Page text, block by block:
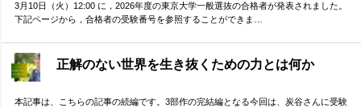
3月10日（火）12:00 に，2026年度の東京大学一般選抜の合格者が発表されました。
下記ページから，合格者の受験番号を参照することができま…
正解のない世界を生き抜くための力とは何か
本記事は、こちらの記事の続編です。3部作の完結編となる今回は、炭谷さんに受験